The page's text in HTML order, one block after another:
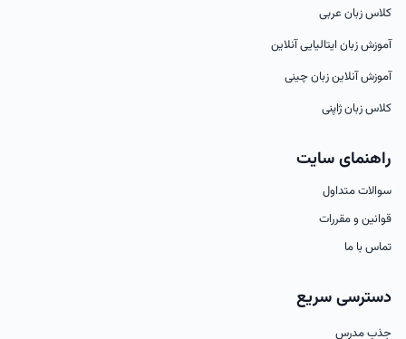
کلاس زبان عربی
آموزش زبان ایتالیایی آنلاین
آموزش آنلاین زبان چینی
کلاس زبان ژاپنی
راهنمای سایت
سوالات متداول
قوانین و مقررات
تماس با ما
دسترسی سریع
جذب مدرس